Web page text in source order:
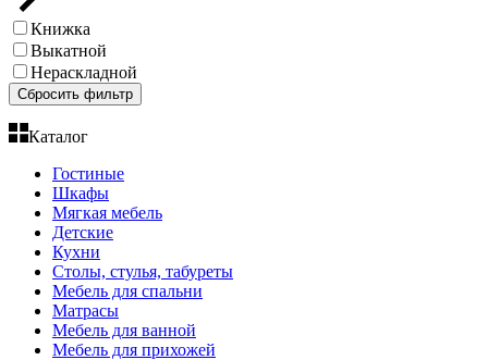
Книжка
Выкатной
Нераскладной
Сбросить фильтр
Каталог
Гостиные
Шкафы
Мягкая мебель
Детские
Кухни
Столы, стулья, табуреты
Мебель для спальни
Матрасы
Мебель для ванной
Мебель для прихожей